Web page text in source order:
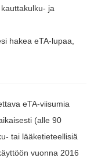
ja
hakea eTA-lupaa,
eTA-viisumia
(alle 90
tai lääketieteellisiä
vuonna 2016